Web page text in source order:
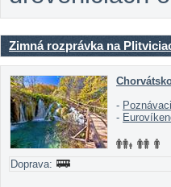
Zimná rozprávka na
-
-
Doprava: